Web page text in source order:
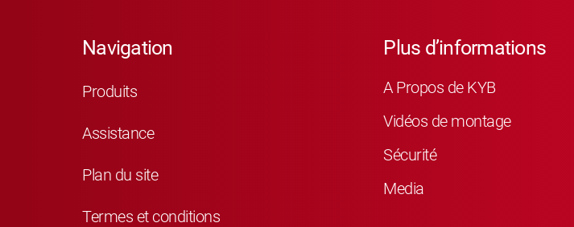
Navigation
Produits
Assistance
Plan du site
Termes et conditions
Plus d’informations
A Propos de KYB
Vidéos de montage
Sécurité
Media